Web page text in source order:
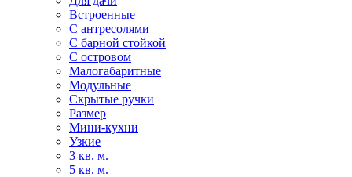
Встроенные
С антресолями
С барной стойкой
С островом
Малогабаритные
Модульные
Скрытые ручки
Размер
Мини-кухни
Узкие
3 кв. м.
5 кв. м.